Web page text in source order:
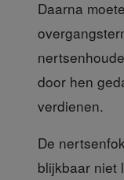
Daarna
door hen
verdienen.
De
blijkbaar niet